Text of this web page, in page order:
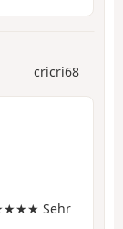
cricri68
Sehr